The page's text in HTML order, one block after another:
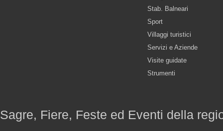
Stab. Balneari
Sport
Villaggi turistici
Servizi e Aziende
Visite guidate
Strumenti
Sagre, Fiere, Feste ed Eventi della